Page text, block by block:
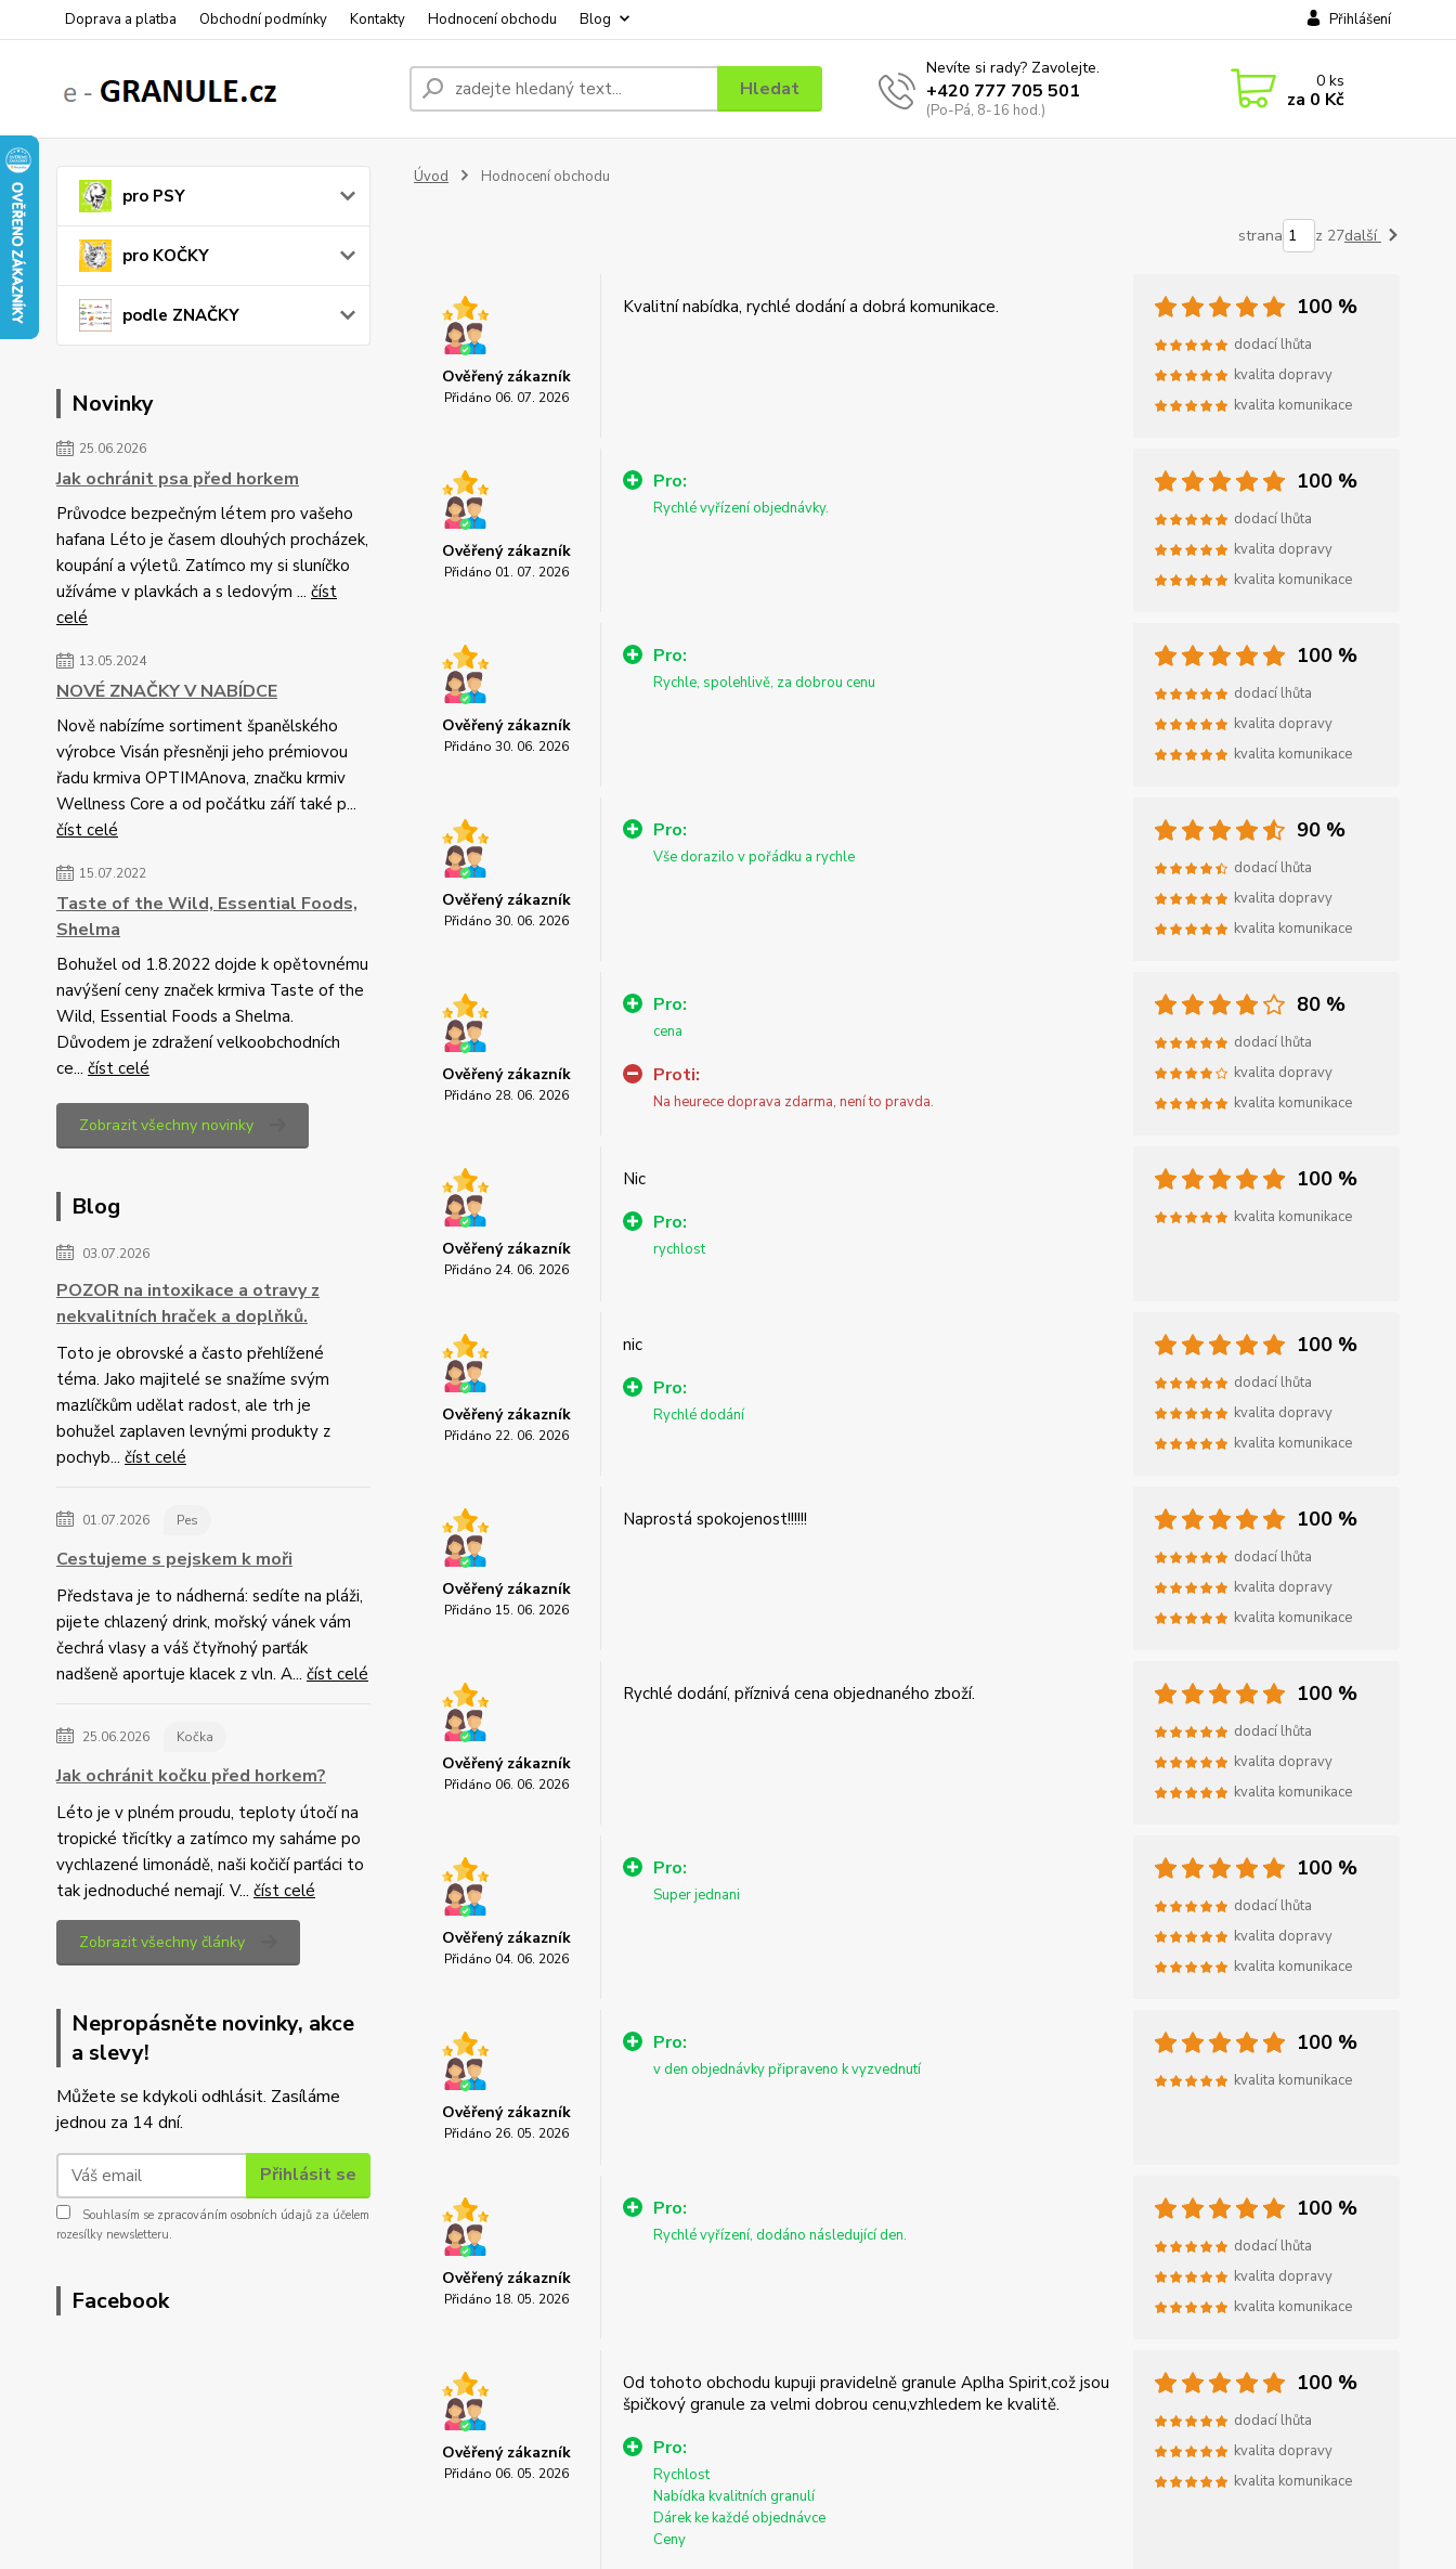
Doprava a platba Obchodní podmínky Kontakty Hodnocení obchodu Blog Přihlášení
Hledat
Nevíte si rady? Zavolejte.
+420 777 705 501
(Po-Pá, 8-16 hod.)
0ks
za 0 Kč
pro PSY
pro KOČKY
podle ZNAČKY
Novinky
25.06.2026
Jak ochránit psa před horkem
Průvodce bezpečným létem pro vašeho
hafana Léto je časem dlouhých procházek,
koupání a výletů. Zatímco my si sluníčko
užíváme v plavkách a s ledovým ... číst
celé
13.05.2024
NOVÉ ZNAČKY V NABÍDCE
Nově nabízíme sortiment španělského
výrobce Visán přesněnji jeho prémiovou
řadu krmiva OPTIMAnova, značku krmiv
Wellness Core a od počátku září také p...
číst celé
15.07.2022
Taste of the Wild, Essential Foods,
Shelma
Bohužel od 1.8.2022 dojde k opětovnému
navýšení ceny značek krmiva Taste of the
Wild, Essential Foods a Shelma.
Důvodem je zdražení velkoobchodních
ce... číst celé
Zobrazit všechny novinky
Blog
03.07.2026
POZOR na intoxikace a otravy z
nekvalitních hraček a doplňků.
Toto je obrovské a často přehlížené
téma. Jako majitelé se snažíme svým
mazlíčkům udělat radost, ale trh je
bohužel zaplaven levnými produkty z
pochyb... číst celé
01.07.2026 Pes
Cestujeme s pejskem k moři
Představa je to nádherná: sedíte na pláži,
pijete chlazený drink, mořský vánek vám
čechrá vlasy a váš čtyřnohý parťák
nadšeně aportuje klacek z vln. A... číst celé
25.06.2026 Kočka
Jak ochránit kočku před horkem?
Léto je v plném proudu, teploty útočí na
tropické třicítky a zatímco my saháme po
vychlazené limonádě, naši kočičí parťáci to
tak jednoduché nemají. V... číst celé
Zobrazit všechny články
Nepropásněte novinky, akce
a slevy!
Můžete se kdykoli odhlásit. Zasíláme
jednou za 14 dní.
Přihlásit se
Souhlasím se zpracováním osobních údajů za účelem
rozesílky newsletteru.
Facebook
Úvod Hodnocení obchodu
strana z 27další
Ověřený zákazník
Přidáno 06. 07. 2026
Kvalitní nabídka, rychlé dodání a dobrá komunikace. 100 %
dodací lhůta
kvalita dopravy
kvalita komunikace
Ověřený zákazník
Přidáno 01. 07. 2026
Pro:
Rychlé vyřízení objednávky.
100 %
dodací lhůta
kvalita dopravy
kvalita komunikace
Ověřený zákazník
Přidáno 30. 06. 2026
Pro:
Rychle, spolehlivě, za dobrou cenu
100 %
dodací lhůta
kvalita dopravy
kvalita komunikace
Ověřený zákazník
Přidáno 30. 06. 2026
Pro:
Vše dorazilo v pořádku a rychle
90 %
dodací lhůta
kvalita dopravy
kvalita komunikace
Ověřený zákazník
Přidáno 28. 06. 2026
Pro:
cena
Proti:
Na heurece doprava zdarma, není to pravda.
80 %
dodací lhůta
kvalita dopravy
kvalita komunikace
Ověřený zákazník
Přidáno 24. 06. 2026
Nic
Pro:
rychlost
100 %
kvalita komunikace
Ověřený zákazník
Přidáno 22. 06. 2026
nic
Pro:
Rychlé dodání
100 %
dodací lhůta
kvalita dopravy
kvalita komunikace
Ověřený zákazník
Přidáno 15. 06. 2026
Naprostá spokojenost!!!!!! 100 %
dodací lhůta
kvalita dopravy
kvalita komunikace
Ověřený zákazník
Přidáno 06. 06. 2026
Rychlé dodání, příznivá cena objednaného zboží. 100 %
dodací lhůta
kvalita dopravy
kvalita komunikace
Ověřený zákazník
Přidáno 04. 06. 2026
Pro:
Super jednani
100 %
dodací lhůta
kvalita dopravy
kvalita komunikace
Ověřený zákazník
Přidáno 26. 05. 2026
Pro:
v den objednávky připraveno k vyzvednutí
100 %
kvalita komunikace
Ověřený zákazník
Přidáno 18. 05. 2026
Pro:
Rychlé vyřízení, dodáno následující den.
100 %
dodací lhůta
kvalita dopravy
kvalita komunikace
Ověřený zákazník
Přidáno 06. 05. 2026
Od tohoto obchodu kupuji pravidelně granule Aplha Spirit,což jsou
špičkový granule za velmi dobrou cenu,vzhledem ke kvalitě.
Pro:
Rychlost
Nabídka kvalitních granulí
Dárek ke každé objednávce
Ceny
100 %
dodací lhůta
kvalita dopravy
kvalita komunikace